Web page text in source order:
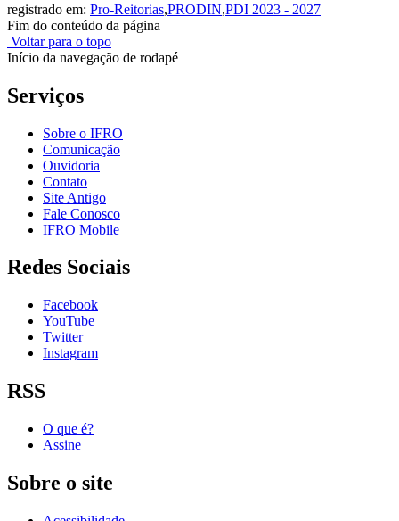
registrado em: Pro-Reitorias,PRODIN,PDI 2023 - 2027
Fim do conteúdo da página
Voltar para o topo
Início da navegação de rodapé
Serviços
Sobre o IFRO
Comunicação
Ouvidoria
Contato
Site Antigo
Fale Conosco
IFRO Mobile
Redes Sociais
Facebook
YouTube
Twitter
Instagram
RSS
O que é?
Assine
Sobre o site